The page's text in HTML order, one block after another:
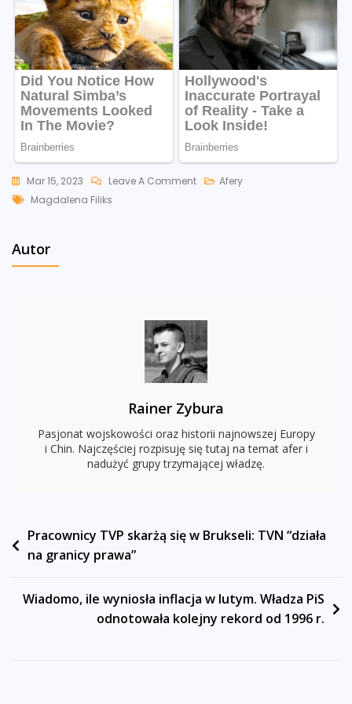
Mar 15, 2023 Leave A CommentOn
Współpracę
Ze
Stacją
Duklanowskiego
Afery
Tags
Magdalena Filiks
Autor
Rainer Zybura
Pasjonat wojskowości oraz historii najnowszej Europy
i Chin. Najczęściej rozpisuję się tutaj na temat afer i
nadużyć grupy trzymającej władzę.
Nawigacja
wpisu
Pracownicy TVP skarżą się w Brukseli: TVN “działa
na granicy prawa”
Wiadomo, ile wyniosła inflacja w lutym. Władza PiS
odnotowała kolejny rekord od 1996 r.